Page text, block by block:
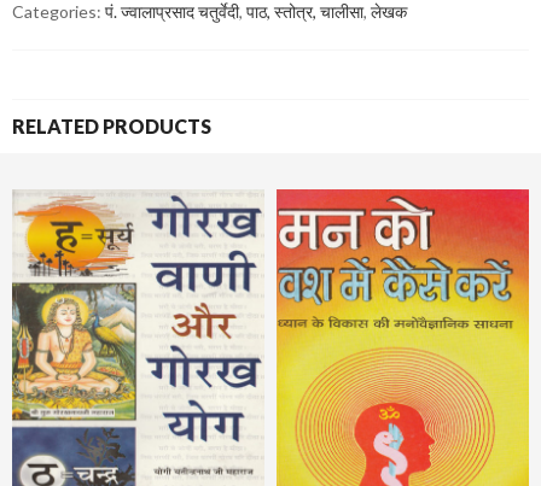
Categories: पं. ज्वालाप्रसाद चतुर्वेदी, पाठ, स्तोत्र, चालीसा, लेखक
RELATED PRODUCTS